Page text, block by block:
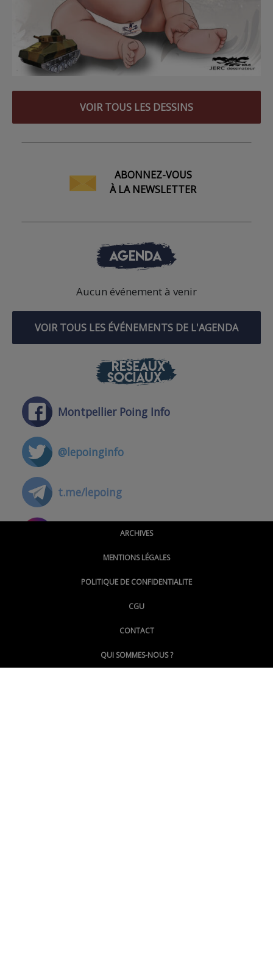
VOIR TOUS LES DESSINS
ABONNEZ-VOUS
À LA NEWSLETTER
AGENDA
Aucun événement à venir
VOIR TOUS LES ÉVÉNEMENTS DE L'AGENDA
RÉSEAUX
SOCIAUX
Montpellier Poing Info
@lepoinginfo
t.me/lepoing
@montpellierpoinginfo
@LePoingMontpellier
ARCHIVES
MENTIONS LÉGALES
POLITIQUE DE CONFIDENTIALITE
CGU
CONTACT
QUI SOMMES-NOUS ?